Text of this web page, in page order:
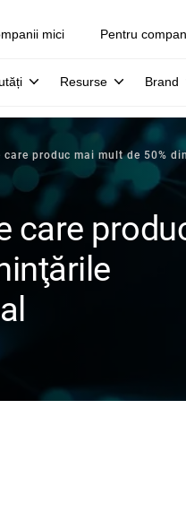
mici Pentru
Resurse Brand
produc mai mult de 50%
care